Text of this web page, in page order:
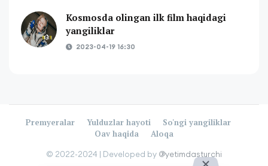
Kosmosda olingan ilk film haqidagi
yangiliklar
2023-04-19 16:30
Premyeralar Yulduzlar hayoti
So'ngi yangiliklar
Oav haqida
Aloqa
©️ 2022-2024 | Developed by @yetimdasturchi